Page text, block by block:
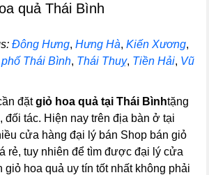
quả Thái Bình
Đông Hưng,Hưng Hà,Kiến Xương,
Thái Bình, Thái Thuỵ, Tiền Hải, Vũ
đặtgiỏ hoa quả tại Thái Bìnhtặng
đối tác. Hiện nay trên địa bàn ở tại
cửa hàng đại lý bán Shop bán giỏ
rẻ, tuy nhiên để tìm được đại lý cửa
giỏ hoa quả uy tín tốt nhất không phải